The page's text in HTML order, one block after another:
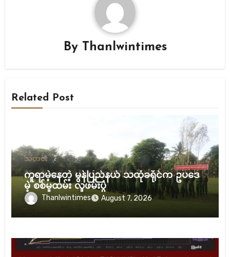
By Thanlwintimes
Related Post
သတင်း
ကူရာမဲ့နေတဲ့ မွန်ပြည်နယ် သထုံခရိုင်က ဥပဒေ
မဲ့ စစ်မှုထမ်း လူဖမ်းပွဲ
Thanlwintimes August 7, 2026